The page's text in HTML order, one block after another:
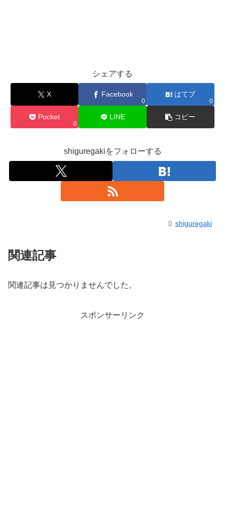
シェアする
X Facebook
0
はてブ
0
Pocket
0
LINE コピー
shiguregakiをフォローする
shiguregaki
関連記事
関連記事は見つかりませんでした。
スポンサーリンク